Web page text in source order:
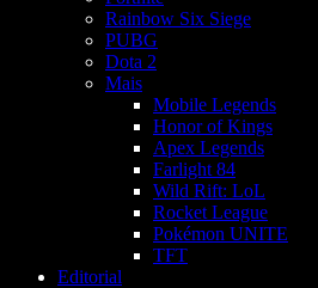
Rainbow Six Siege
PUBG
Dota 2
Mais
Mobile Legends
Honor of Kings
Apex Legends
Farlight 84
Wild Rift: LoL
Rocket League
Pokémon UNITE
TFT
Editorial